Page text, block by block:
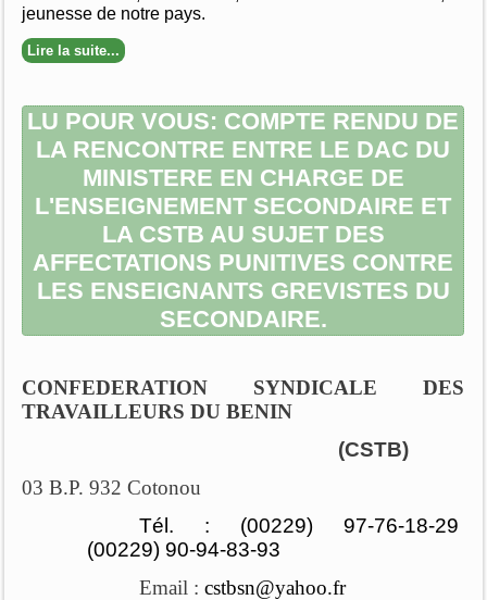
jeunesse de notre pays.
Lire la suite...
LU POUR VOUS: COMPTE RENDU DE
LA RENCONTRE ENTRE LE DAC DU
MINISTERE EN CHARGE DE
L'ENSEIGNEMENT SECONDAIRE ET
LA CSTB AU SUJET DES
AFFECTATIONS PUNITIVES CONTRE
LES ENSEIGNANTS GREVISTES DU
SECONDAIRE.
CONFEDERATION SYNDICALE DES
TRAVAILLEURS DU BENIN
(CSTB)
03 B.P. 932 Cotonou
Tél. : (00229) 97-76-18-29
(00229) 90-94-83-93
Email : cstbsn@yahoo.fr